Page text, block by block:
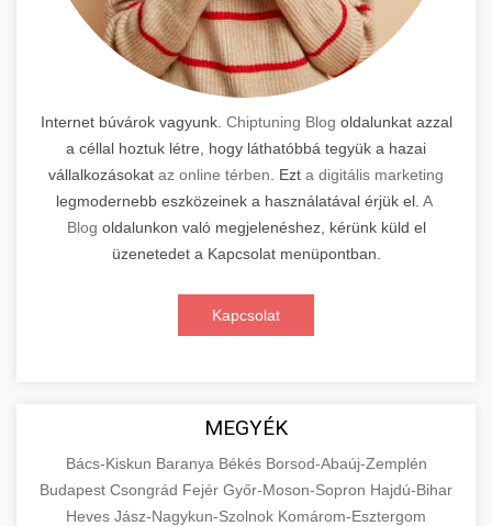
Internet búvárok vagyunk. Chiptuning Blog oldalunkat azzal
a céllal hoztuk létre, hogy láthatóbbá tegyük a hazai
vállalkozásokat az online térben . Ezt a digitális marketing
legmodernebb eszközeinek a használatával érjük el. A
Blog oldalunkon való megjelenéshez, kérünk küld el
üzenetedet a Kapcsolat menüpontban.
Kapcsolat
MEGYÉK
Bács-Kiskun Baranya Békés Borsod-Abaúj-Zemplén
Budapest Csongrád Fejér Győr-Moson-Sopron Hajdú-Bihar
Heves Jász-Nagykun-Szolnok Komárom-Esztergom